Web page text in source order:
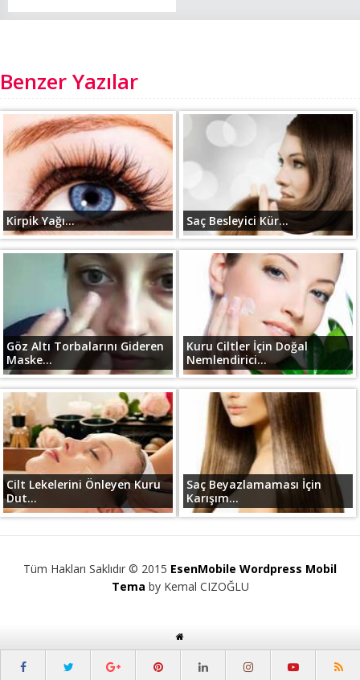
Benzer Yazılar
Kirpik Yağı... Saç Besleyici Kür...
Göz Altı Torbalarını Gideren
Maske...
Kuru Ciltler İçin Doğal
Nemlendirici...
Cilt Lekelerini Önleyen Kuru
Dut...
Saç Beyazlamaması İçin
Karışım...
Tüm Hakları Saklıdır © 2015 EsenMobile Wordpress Mobil
Tema by Kemal CIZOĞLU